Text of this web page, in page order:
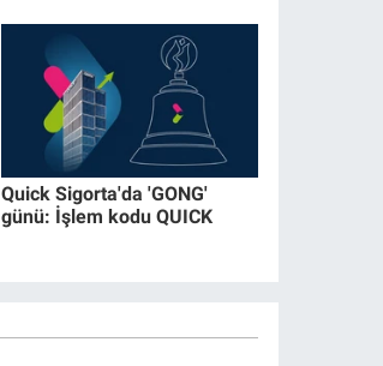
Quick Sigorta'da 'GONG'
günü: İşlem kodu QUICK